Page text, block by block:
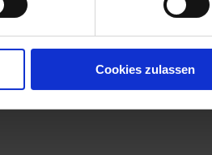
Cookies zulassen